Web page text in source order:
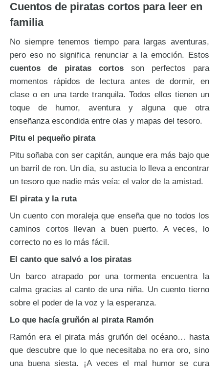
Cuentos de piratas cortos para leer en
familia
No siempre tenemos tiempo para largas aventuras,
pero eso no significa renunciar a la emoción. Estos
cuentos de piratas cortos son perfectos para
momentos rápidos de lectura antes de dormir, en
clase o en una tarde tranquila. Todos ellos tienen un
toque de humor, aventura y alguna que otra
enseñanza escondida entre olas y mapas del tesoro.
Pitu el pequeño pirata
Pitu soñaba con ser capitán, aunque era más bajo que
un barril de ron. Un día, su astucia lo lleva a encontrar
un tesoro que nadie más veía: el valor de la amistad.
El pirata y la ruta
Un cuento con moraleja que enseña que no todos los
caminos cortos llevan a buen puerto. A veces, lo
correcto no es lo más fácil.
El canto que salvó a los piratas
Un barco atrapado por una tormenta encuentra la
calma gracias al canto de una niña. Un cuento tierno
sobre el poder de la voz y la esperanza.
Lo que hacía gruñón al pirata Ramón
Ramón era el pirata más gruñón del océano… hasta
que descubre que lo que necesitaba no era oro, sino
una buena siesta. ¡A veces el mal humor se cura